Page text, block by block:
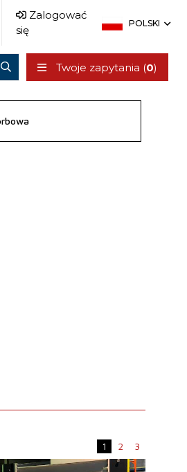
Zalogować
się
POLSKI
Twoje zapytania (0)
1 2 3